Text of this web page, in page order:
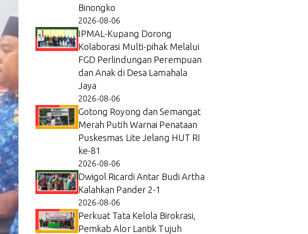
Binongko
2026-08-06
IPMAL-Kupang Dorong
Kolaborasi Multi-pihak Melalui
FGD Perlindungan Perempuan
dan Anak di Desa Lamahala
Jaya
2026-08-06
Gotong Royong dan Semangat
Merah Putih Warnai Penataan
Puskesmas Lite Jelang HUT RI
ke-81
2026-08-06
Dwigol Ricardi Antar Budi Artha
Kalahkan Pander 2-1
2026-08-06
Perkuat Tata Kelola Birokrasi,
Pemkab Alor Lantik Tujuh